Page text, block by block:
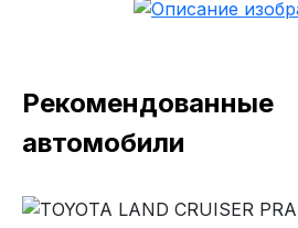
Рекомендованные
автомобили